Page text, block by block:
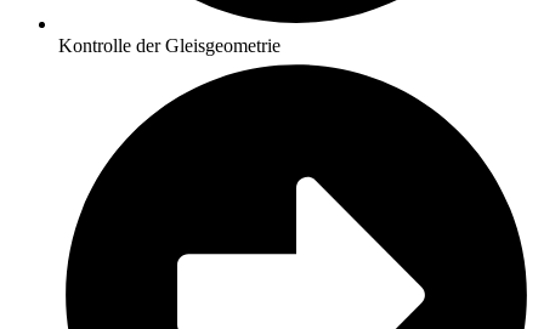
Kontrolle der Gleisgeometrie